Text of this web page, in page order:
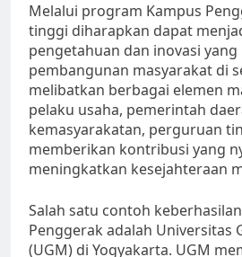
Melalui program Kampus
tinggi diharapkan dapat
pengetahuan dan inovasi
pembangunan masyarakat di
melibatkan berbagai elemen
pelaku usaha, pemerintah
kemasyarakatan, perguruan
memberikan kontribusi yang
meningkatkan kesejahteraan
Salah satu contoh
Penggerak adalah Universitas
(UGM) di Yogyakarta. UGM